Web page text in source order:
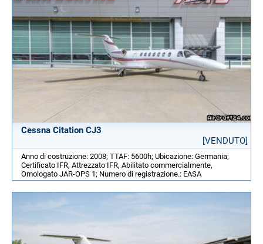
Cessna Citation CJ3
[VENDUTO]
Anno di costruzione: 2008; TTAF: 5600h; Ubicazione: Germania;
Certificato IFR, Attrezzato IFR, Abilitato commercialmente,
Omologato JAR-OPS 1; Numero di registrazione.: EASA